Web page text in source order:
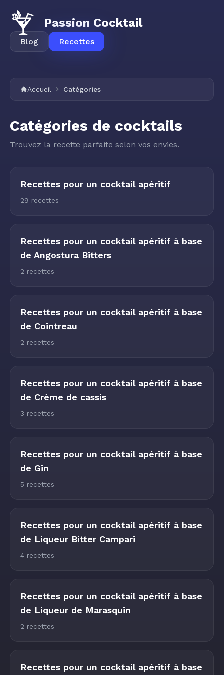
Passion Cocktail
Blog Recettes
Accueil Catégories
Catégories de cocktails
Trouvez la recette parfaite selon vos envies.
Recettes pour un cocktail apéritif
29 recettes
Recettes pour un cocktail apéritif à base
de Angostura Bitters
2 recettes
Recettes pour un cocktail apéritif à base
de Cointreau
2 recettes
Recettes pour un cocktail apéritif à base
de Crème de cassis
3 recettes
Recettes pour un cocktail apéritif à base
de Gin
5 recettes
Recettes pour un cocktail apéritif à base
de Liqueur Bitter Campari
4 recettes
Recettes pour un cocktail apéritif à base
de Liqueur de Marasquin
2 recettes
Recettes pour un cocktail apéritif à base